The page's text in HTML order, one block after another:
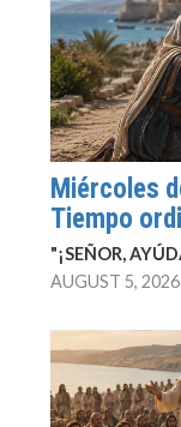
Miércoles
Tiempo
"¡SEÑOR,
AUGUST 5, 2026